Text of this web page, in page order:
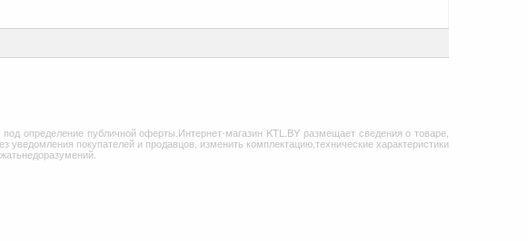
определение публичной оферты.Интернет-магазин KTL.BY размещает сведения о товаре,
покупателей и продавцов, изменить комплектацию,технические характеристики